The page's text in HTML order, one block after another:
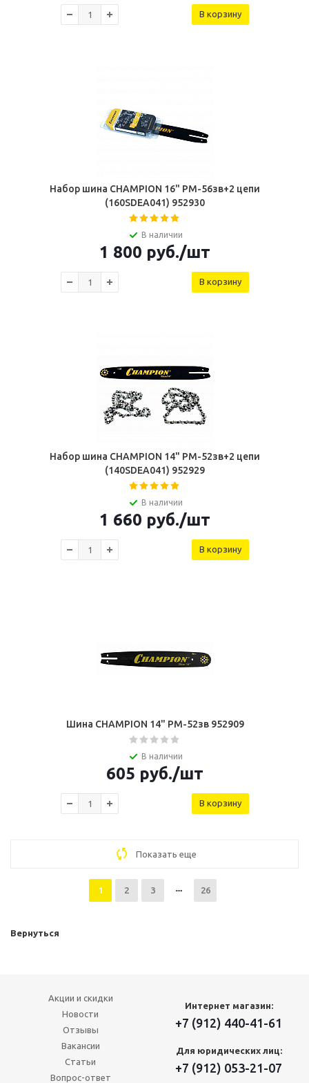
В корзину
Набор шина CHAMPION 16" РМ-56зв+2 цепи
(160SDEA041) 952930
В наличии
1 800 руб./шт
В корзину
Набор шина CHAMPION 14" РМ-52зв+2 цепи
(140SDEA041) 952929
В наличии
1 660 руб./шт
В корзину
Шина CHAMPION 14" РМ-52зв 952909
В наличии
605 руб./шт
В корзину
Показать еще
1 2 3 26
Вернуться
Акции и скидки
Новости
Отзывы
Вакансии
Статьи
Вопрос-ответ
Интернет магазин:
+7 (912) 440-41-61
Для юридических лиц:
+7 (912) 053-21-07